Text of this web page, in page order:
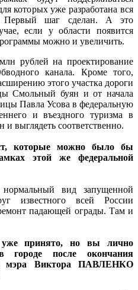
которых уже разработана вся
Первый шаг сделан. А это
если у области появится
можно и увеличить.
рублей на проектирование
канала. Кроме того,
этого участка дороги
Смольный буян и от начала
Павла Усова в федеральную
и въездного туризма в
выглядеть соответственно.
которые можно было бы
этой же федеральной
вид запущенной
известного всей России
падающей ограды. Там и
принято, но вы лично
городе после окончания
мэра Виктора ПАВЛЕНКО